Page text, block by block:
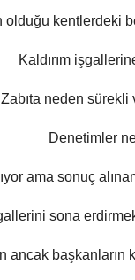
olduğu kentlerdeki
Kaldırım
Zabıta neden sürekli
Denetimler
ama sonuç
sona
ancak başkanların